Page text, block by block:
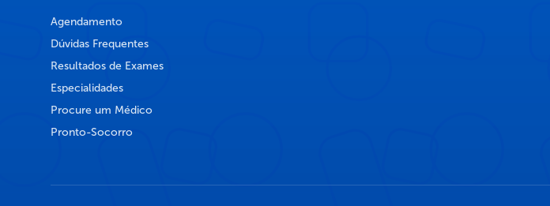
Agendamento
Dúvidas Frequentes
Resultados de Exames
Especialidades
Procure um Médico
Pronto-Socorro